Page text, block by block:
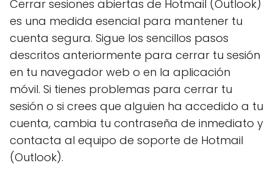
Cerrar sesiones abiertas de Hotmail (Outlook)
es una medida esencial para mantener tu
cuenta segura. Sigue los sencillos pasos
descritos anteriormente para cerrar tu sesión
en tu navegador web o en la aplicación
móvil. Si tienes problemas para cerrar tu
sesión o si crees que alguien ha accedido a tu
cuenta, cambia tu contraseña de inmediato y
contacta al equipo de soporte de Hotmail
(Outlook).